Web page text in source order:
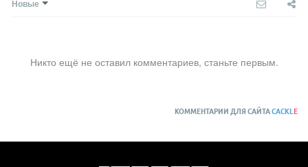
Новые
Никто ещё не оставил комментариев, станьте первым.
КОММЕНТАРИИ ДЛЯ САЙТАCACKL E